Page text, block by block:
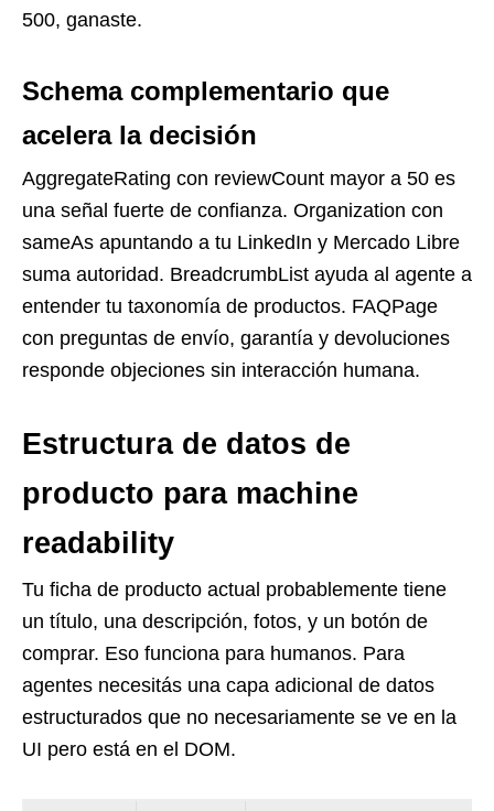
500, ganaste.
Schema complementario que
acelera la decisión
AggregateRating con reviewCount mayor a 50 es
una señal fuerte de confianza. Organization con
sameAs apuntando a tu LinkedIn y Mercado Libre
suma autoridad. BreadcrumbList ayuda al agente a
entender tu taxonomía de productos. FAQPage
con preguntas de envío, garantía y devoluciones
responde objeciones sin interacción humana.
Estructura de datos de
producto para machine
readability
Tu ficha de producto actual probablemente tiene
un título, una descripción, fotos, y un botón de
comprar. Eso funciona para humanos. Para
agentes necesitás una capa adicional de datos
estructurados que no necesariamente se ve en la
UI pero está en el DOM.